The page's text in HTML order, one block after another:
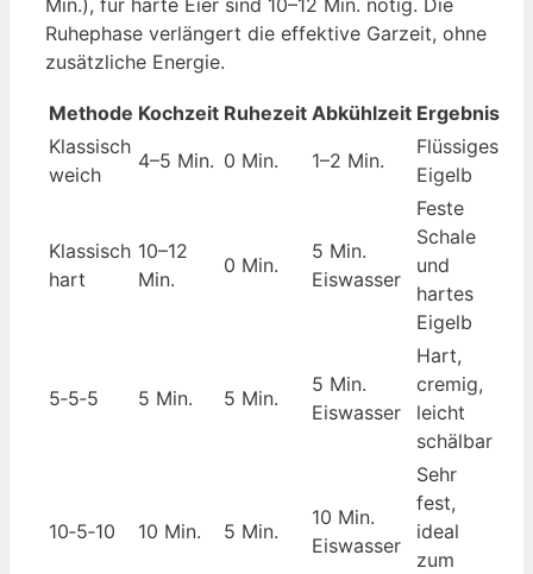
Min.), für harte Eier sind 10–12 Min. nötig. Die
Ruhephase verlängert die effektive Garzeit, ohne
zusätzliche Energie.
Methode Kochzeit Ruhezeit Abkühlzeit Ergebnis
Klassisch
weich
4–5 Min. 0 Min. 1–2 Min.
Flüssiges
Eigelb
Klassisch
hart
10–12
Min.
0 Min.
5 Min.
Eiswasser
Feste
Schale
und
hartes
Eigelb
5‑5‑5 5 Min. 5 Min.
5 Min.
Eiswasser
Hart,
cremig,
leicht
schälbar
10‑5‑10 10 Min. 5 Min.
10 Min.
Eiswasser
Sehr
fest,
ideal
zum